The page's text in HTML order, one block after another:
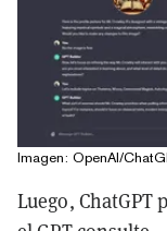
Imagen: OpenAI/
Luego,